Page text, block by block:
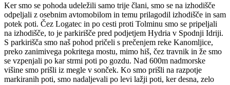
Ker smo se pohoda udeležili samo trije člani, smo se na izhodišče
odpeljali z osebnim avtomobilom in temu prilagodil izhodišče in sam
potek poti. Čez Logatec in po cesti proti Tolminu smo se pripeljali
na izhodišče, to je parkirišče pred podjetjem Hydria v Spodnji Idriji.
S parkirišča smo naš pohod pričeli s prečenjem reke Kanomljice,
preko zanimivega pokritega mostu, mimo hiš, čez travnik in že smo
se vzpenjali po kar strmi poti po gozdu. Nad 600m nadmorske
višine smo prišli iz megle v sonček. Ko smo prišli na razpotje
markiranih poti, smo nadaljevali po levi lažji poti, ker desna, zelo